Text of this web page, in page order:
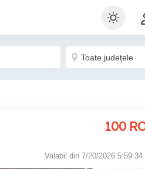
100
Valabil din 7/20/2026 5:59:34